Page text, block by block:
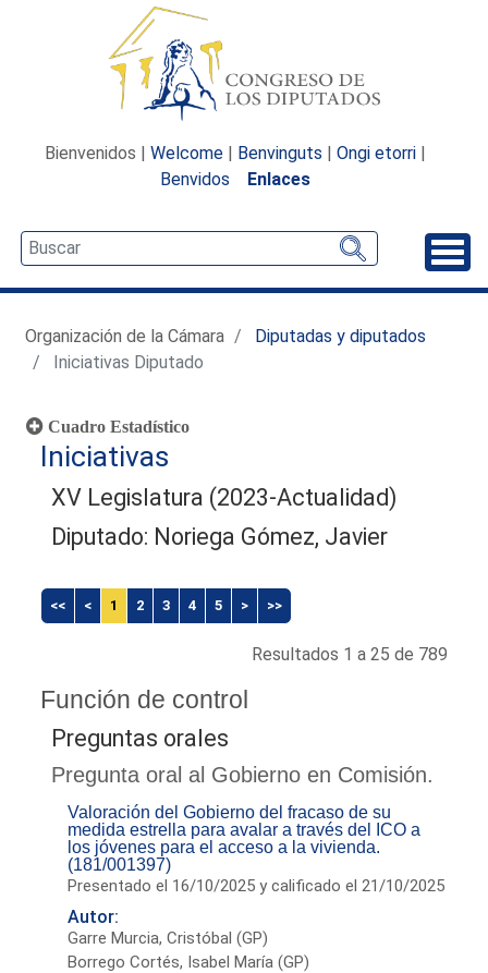
Bienvenidos | Welcome | Benvinguts | Ongi etorri |
Benvidos
Enlaces
Organización de la Cámara
Diputadas y diputados
Iniciativas Diputado
Cuadro Estadístico
Iniciativas
XV Legislatura (2023-Actualidad)
Diputado: Noriega Gómez, Javier
<< < 1 2 3 4 5 > >>
Resultados 1 a 25 de 789
Función de control
Preguntas orales
Pregunta oral al Gobierno en Comisión.
Valoración del Gobierno del fracaso de su
medida estrella para avalar a través del ICO a
los jóvenes para el acceso a la vivienda.
(181/001397)
Presentado el 16/10/2025 y calificado el 21/10/2025
Autor:
Garre Murcia, Cristóbal (GP)
Borrego Cortés, Isabel María (GP)